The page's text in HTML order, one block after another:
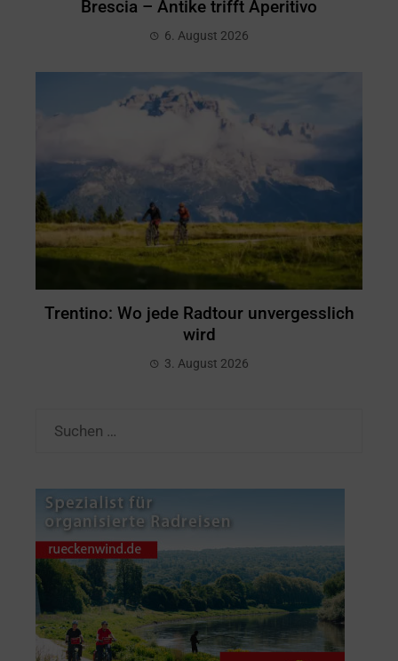
Brescia – Antike trifft Aperitivo
6. August 2026
Trentino: Wo jede Radtour unvergesslich
wird
3. August 2026